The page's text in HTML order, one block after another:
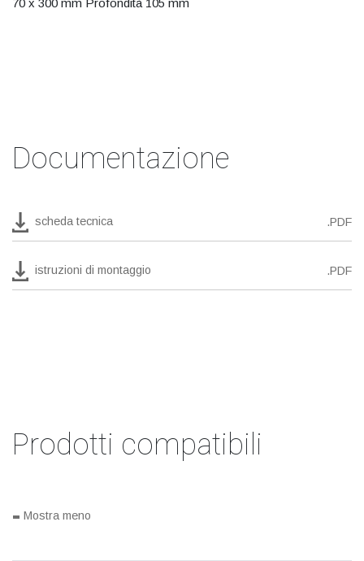
70 x 300 mm Profondità 105 mm
Documentazione
scheda tecnica .PDF
istruzioni di montaggio .PDF
Prodotti compatibili
- Mostra meno